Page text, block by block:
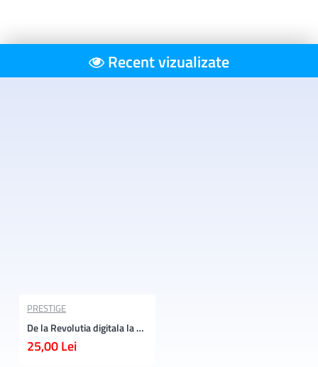
Recent vizualizate
PRESTIGE
De la Revolutia digitala la Era digitala
25,00 Lei